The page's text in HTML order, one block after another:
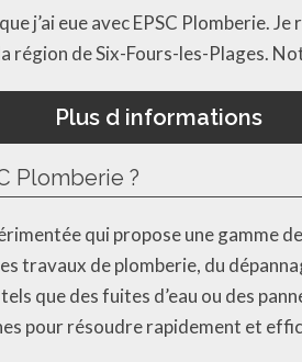
j’ai eue avec EPSC Plomberie.
région de Six-Fours-les-Plages.
Plus d informations
Plomberie ?
qui propose une gamme
travaux de plomberie, du
que des fuites d’eau ou des
pour résoudre rapidement et